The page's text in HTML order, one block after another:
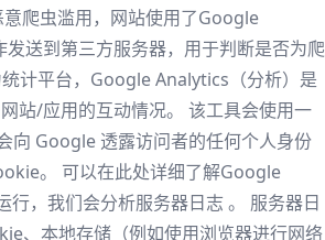
爬虫滥用，网站使用了Google
送到第三方服务器，用于判断是否为爬
计平台，Google Analytics（分析）是
站/应用的互动情况。 该工具会使用一
向 Google 透露访问者的任何个人身份
。 可以在此处详细了解Google
，我们会分析服务器日志 。 服务器日
、本地存储（例如使用浏览器进行网络